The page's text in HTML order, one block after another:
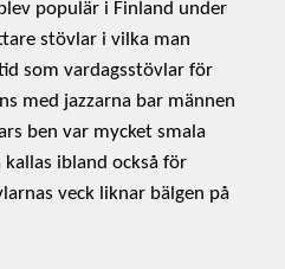
populär i Finland under
stövlar i vilka man
som vardagsstövlar för
med jazzarna bar männen
ben var mycket smala
kallas ibland också för
veck liknar bälgen på